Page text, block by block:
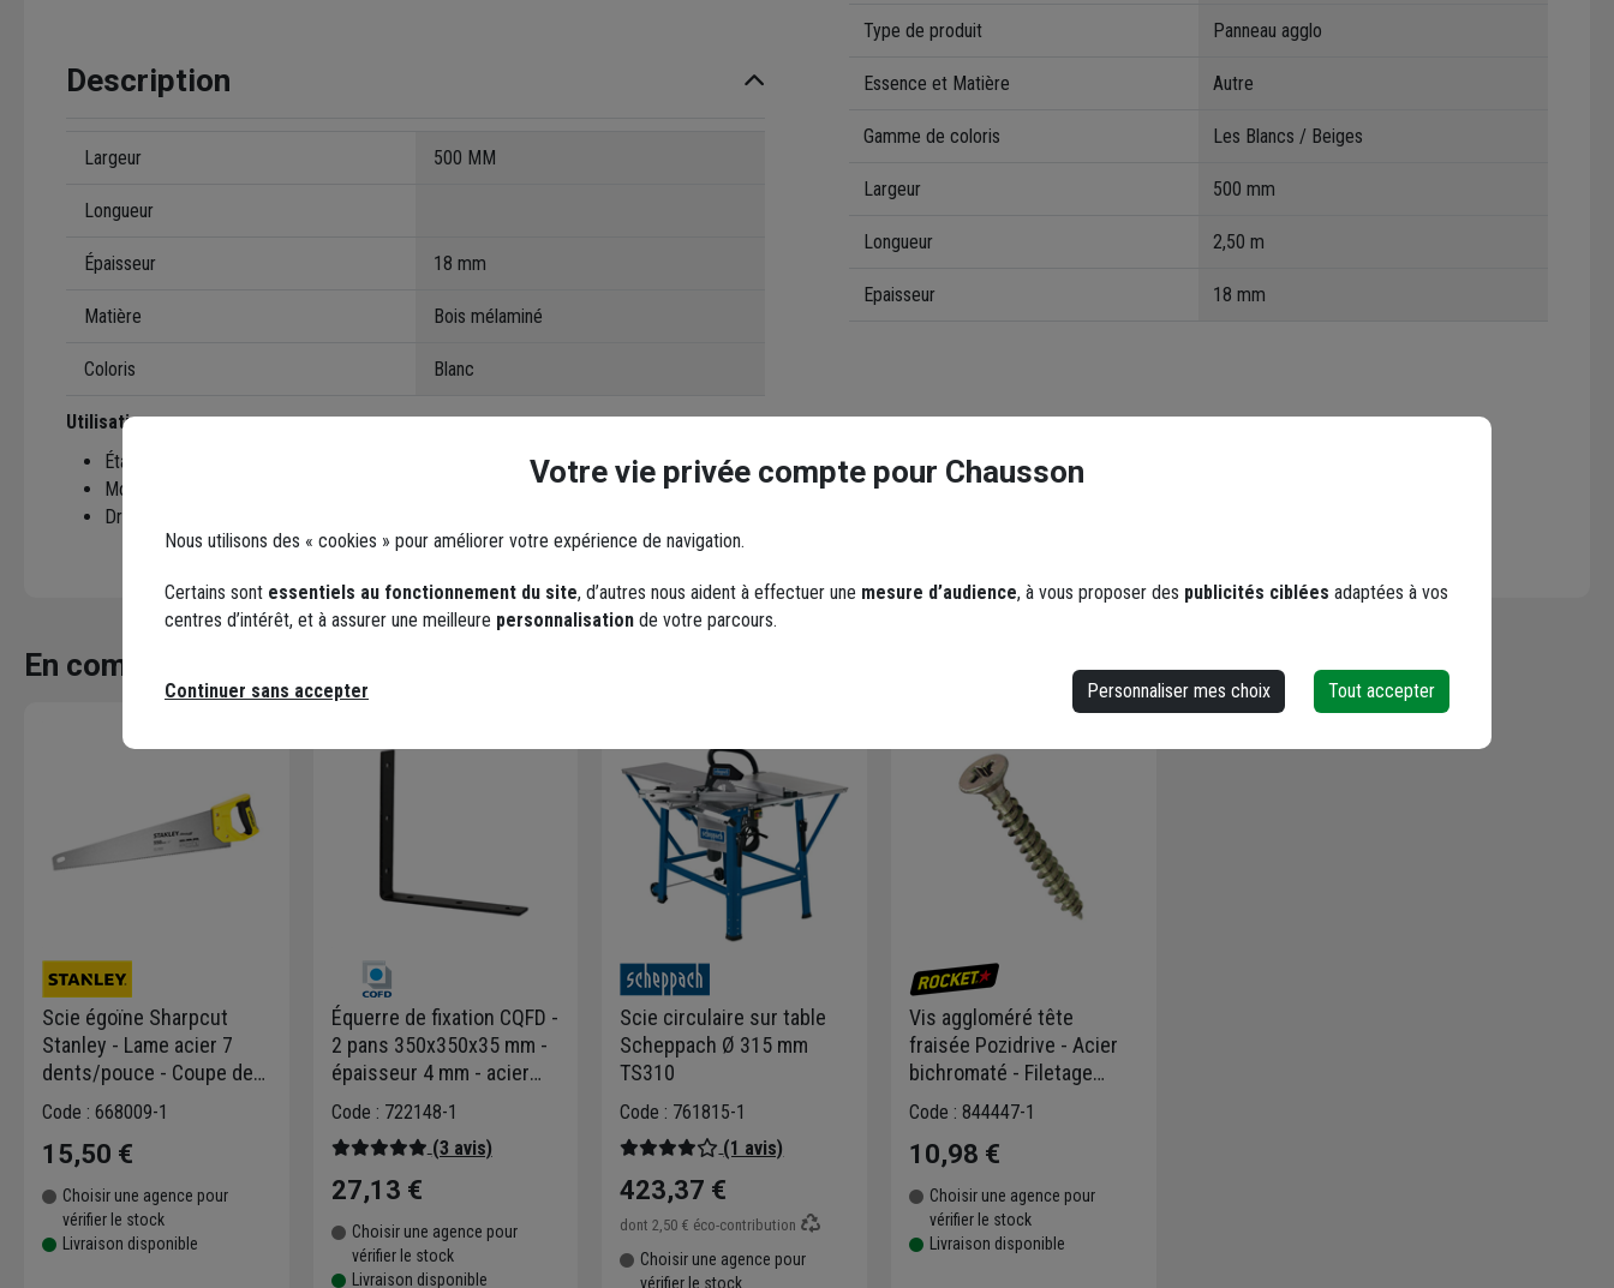
Description
Largeur 500 MM
Longueur
Épaisseur 18 mm
Matière Bois mélaminé
Coloris Blanc
Utilisations :
Étagères
Mobiliers
Dressing
Type de produit Panneau agglo
Essence et Matière Autre
Gamme de coloris Les Blancs / Beiges
Largeur 500 mm
Longueur 2,50 m
Epaisseur 18 mm
En complément
Scie égoïne Sharpcut
Stanley - Lame acier 7
dents/pouce - Coupe de
débit - Longueur 550 mm
Code : 668009-1
15,50 €
Choisir une agence pour
vérifier le stock
Livraison disponible
Équerre de fixation CQFD -
2 pans 350x350x35 mm -
épaisseur 4 mm - acier
noir
Code : 722148-1
(3 avis)
27,13 €
Choisir une agence pour
vérifier le stock
Livraison disponible
Scie circulaire sur table
Scheppach Ø 315 mm
TS310
Code : 761815-1
(1 avis)
423,37 €
dont2,50 € éco-contribution
Choisir une agence pour
vérifier le stock
Vis aggloméré tête
fraisée Pozidrive - Acier
bichromaté - Filetage
partiel - ⌀ 4,0 mm x 40,0
Code : 844447-1
10,98 €
Choisir une agence pour
vérifier le stock
Livraison disponible
Votre vie privée compte pour Chausson
Nous utilisons des « cookies » pour améliorer votre expérience de navigation.
Certains sont essentiels au fonctionnement du site, d’autres nous aident à effectuer une mesure d’audience, à vous proposer des publicités ciblées adaptées à vos
centres d’intérêt, et à assurer une meilleure personnalisation de votre parcours.
Personnaliser mes choix Tout accepter
Continuer sans accepter